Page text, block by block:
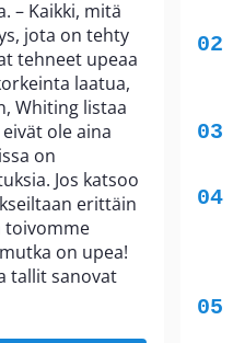
– Kaikki, mitä
jota on tehty
tehneet upeaa
laatua,
Whiting listaa
ole aina
on
Jos katsoo
erittäin
toivomme
on upea!
tallit sanovat